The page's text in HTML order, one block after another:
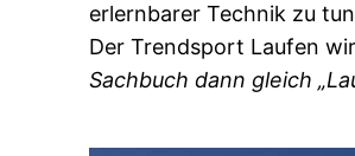
erlernbarer Technik zu
Der Trendsport Laufen
Sachbuch dann gleich